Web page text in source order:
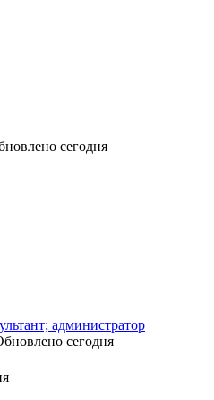
сегодня
администратор
сегодня